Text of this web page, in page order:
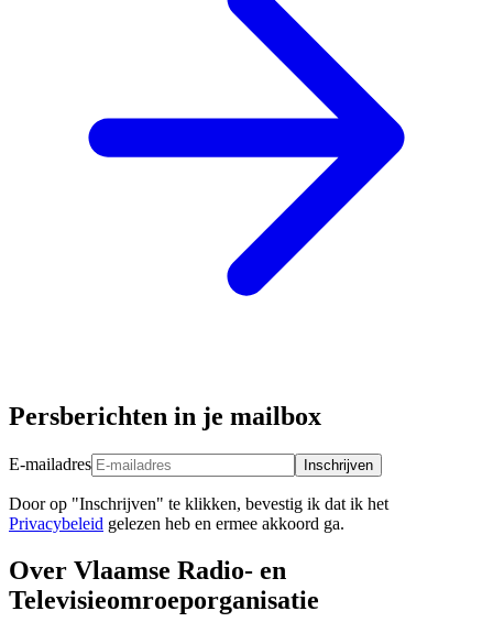
Persberichten in je mailbox
E-mailadres Inschrijven
Door op "Inschrijven" te klikken, bevestig ik dat ik het
Privacybeleid gelezen heb en ermee akkoord ga.
Over Vlaamse Radio- en
Televisieomroeporganisatie